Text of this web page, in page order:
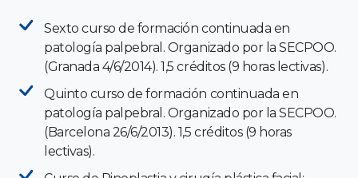
Sexto curso de formación continuada en
patología palpebral. Organizado por la SECPOO.
(Granada 4/6/2014). 1,5 créditos (9 horas lectivas).
Quinto curso de formación continuada en
patología palpebral. Organizado por la SECPOO.
(Barcelona 26/6/2013). 1,5 créditos (9 horas
lectivas).